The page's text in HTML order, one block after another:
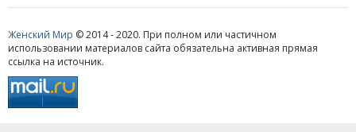
Женский Мир © 2014 - 2020. При полном или частичном
использовании материалов сайта обязательна активная прямая
ссылка на источник.